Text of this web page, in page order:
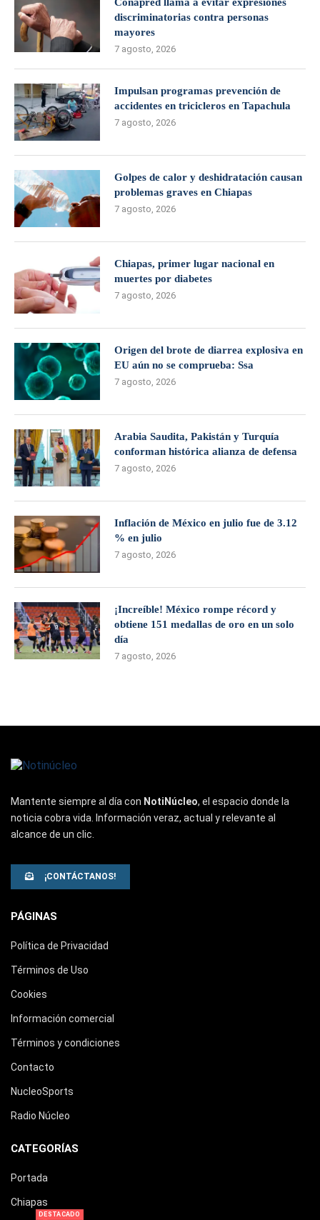
discriminatorias contra personas
mayores
7 agosto, 2026
Impulsan programas prevención de
accidentes en tricicleros en Tapachula
7 agosto, 2026
Golpes de calor y deshidratación causan
problemas graves en Chiapas
7 agosto, 2026
Chiapas, primer lugar nacional en
muertes por diabetes
7 agosto, 2026
Origen del brote de diarrea explosiva en
EU aún no se comprueba: Ssa
7 agosto, 2026
Arabia Saudita, Pakistán y Turquía
conforman histórica alianza de defensa
7 agosto, 2026
Inflación de México en julio fue de 3.12
% en julio
7 agosto, 2026
¡Increíble! México rompe récord y
obtiene 151 medallas de oro en un solo
día
7 agosto, 2026
Mantente siempre al día con NotiNúcleo, el espacio donde la
noticia cobra vida. Información veraz, actual y relevante al
alcance de un clic.
¡CONTÁCTANOS!
PÁGINAS
Política de Privacidad
Términos de Uso
Cookies
Información comercial
Términos y condiciones
Contacto
NucleoSports
Radio Núcleo
CATEGORÍAS
Portada
Chiapas
DESTACADO